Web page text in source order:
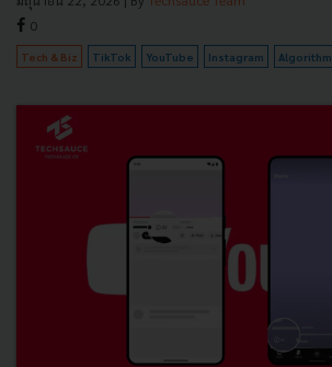
0
Tech & Biz TikTok YouTube Instagram Algorithm